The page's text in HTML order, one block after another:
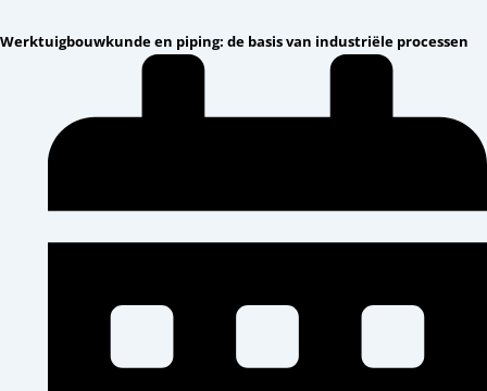
Werktuigbouwkunde en piping: de basis van industriële processen